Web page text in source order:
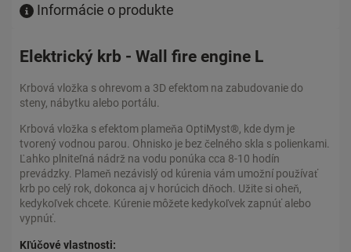
Informácie o produkte
Elektrický krb - Wall fire engine L
Krbová vložka s ohrevom a 3D efektom na zabudovanie do
steny, nábytku alebo portálu.
Krbová vložka s efektom plameňa OptiMyst®, kde dym je
tvorený vodnou parou. Ohnisko je bez čelného skla s polienkami.
Ľahko plniteľná nádrž na vodu ponúka cca 8-10 hodín
prevádzky. Plameň nezávislý od kúrenia vám umožní používať
krb po celý rok, dokonca aj v horúcich dňoch. Užite si oheň,
kedykoľvek chcete. Kúrenie môžete kedykoľvek zapnúť alebo
vypnúť.
Kľúčové vlastnosti: